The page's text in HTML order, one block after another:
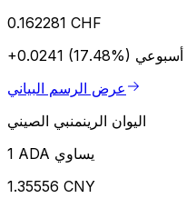
0.162281 CHF
+0.0241 (17.48%) أسبوعي
عرض الرسم البياني
اليوان الرينمنبي الصيني
1 ADA يساوي
1.35556 CNY